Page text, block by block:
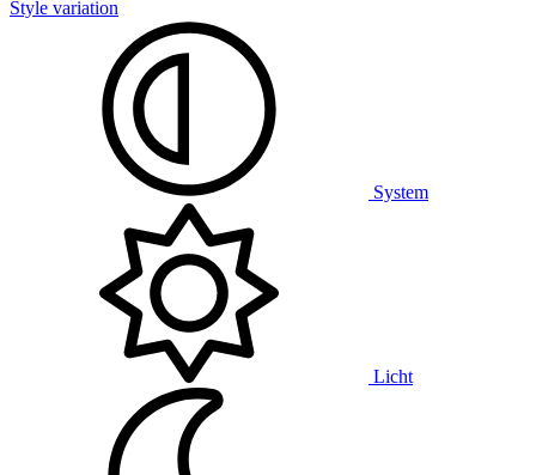
Style variation
System
Licht